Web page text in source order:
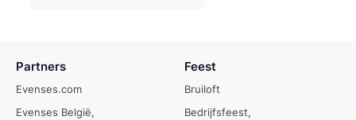
Partners
Evenses.com
Evenses België
Feest
Bruiloft
Bedrijfsfeest